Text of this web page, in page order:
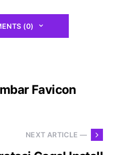
(0)
Favicon
NEXT ARTICLE —